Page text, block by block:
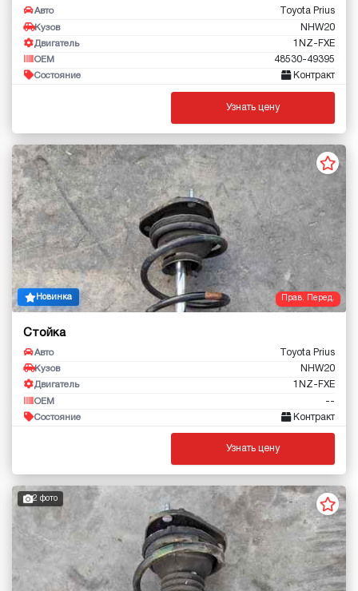
Авто Toyota Prius
Кузов NHW20
Двигатель 1NZ-FXE
OEM 48530-49395
Состояние Контракт
Узнать цену
Прав. Перед.
Новинка
Стойка
Авто Toyota Prius
Кузов NHW20
Двигатель 1NZ-FXE
OEM --
Состояние Контракт
Узнать цену
2 фото